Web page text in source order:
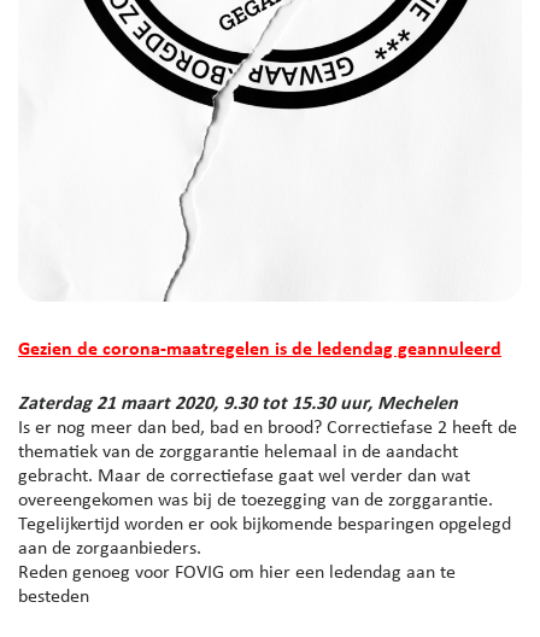
Gezien de corona-maatregelen is de ledendag geannuleerd
Zaterdag 21 maart 2020, 9.30 tot 15.30 uur, Mechelen
Is er nog meer dan bed, bad en brood? Correctiefase 2 heeft de
thematiek van de zorggarantie helemaal in de aandacht
gebracht. Maar de correctiefase gaat wel verder dan wat
overeengekomen was bij de toezegging van de zorggarantie.
Tegelijkertijd worden er ook bijkomende besparingen opgelegd
aan de zorgaanbieders.
Reden genoeg voor FOVIG om hier een ledendag aan te
besteden